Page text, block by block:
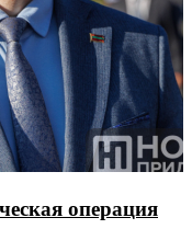
операция